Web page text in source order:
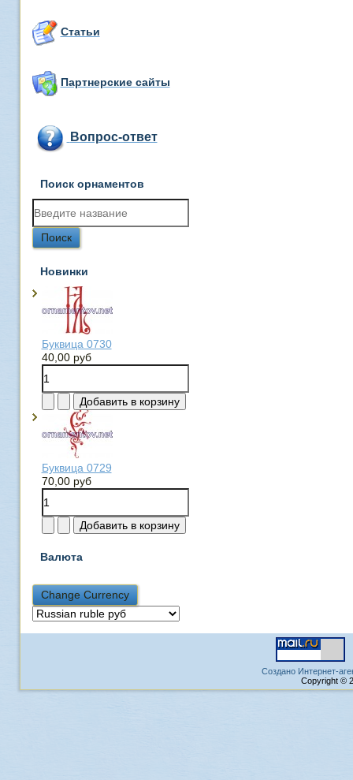
Статьи
Партнерские сайты
Вопрос-ответ
Поиск орнаментов
Новинки
Буквица 0730
40,00 руб
Буквица 0729
70,00 руб
Валюта
Создано Интернет-
Copyright ©